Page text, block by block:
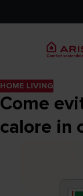
HOME LIVING
Come
calore in